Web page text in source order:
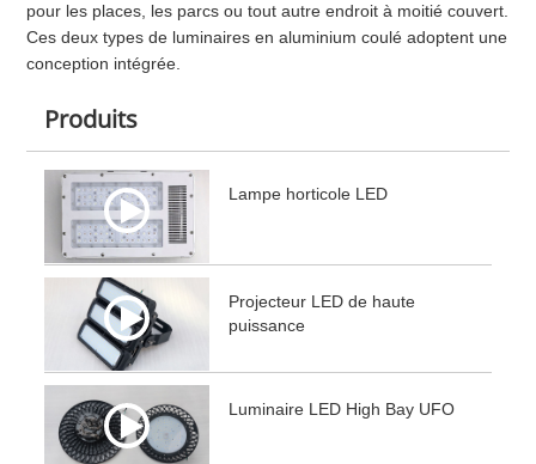
pour les places, les parcs ou tout autre endroit à moitié couvert.
Ces deux types de luminaires en aluminium coulé adoptent une
conception intégrée.
Produits
Lampe horticole LED
Projecteur LED de haute
puissance
Luminaire LED High Bay UFO